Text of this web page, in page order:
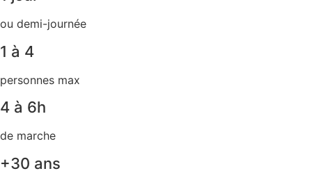
ou demi-journée
1 à 4
personnes max
4 à 6h
de marche
+30 ans